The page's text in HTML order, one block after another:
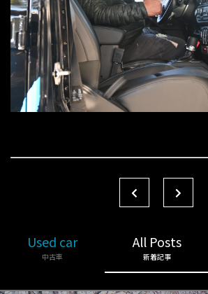
Used car
中古車
All Posts
新着記事